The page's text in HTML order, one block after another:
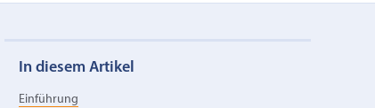
In diesem Artikel
Einführung